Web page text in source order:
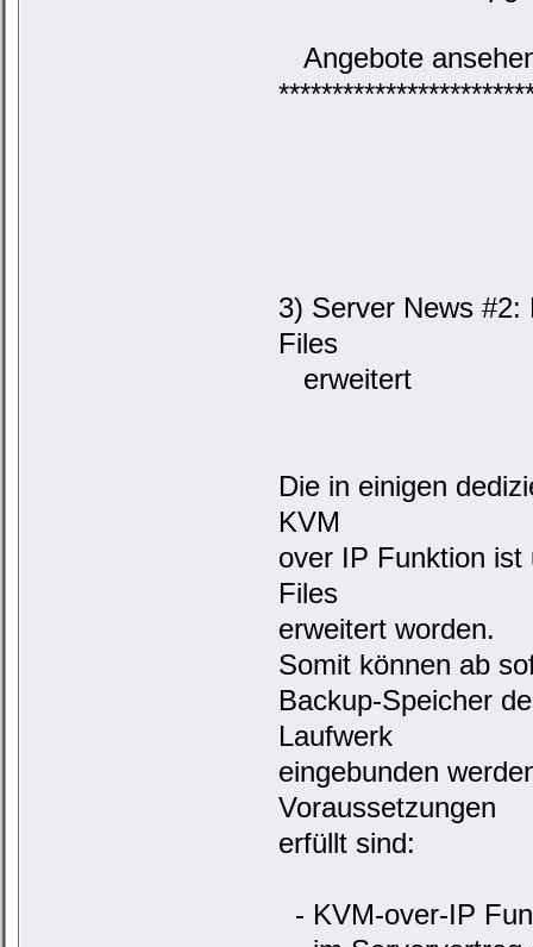
Angebote
3) Server News
Files
erweitert
Die in einigen
KVM
over IP Funktion ist
Files
erweitert worden.
Somit können ab
Backup-Speicher
Laufwerk
eingebunden
Voraussetzungen
erfüllt sind:
- KVM-over-IP